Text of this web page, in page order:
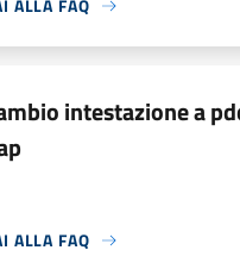
ALLA FAQ
intestazione a
ALLA FAQ